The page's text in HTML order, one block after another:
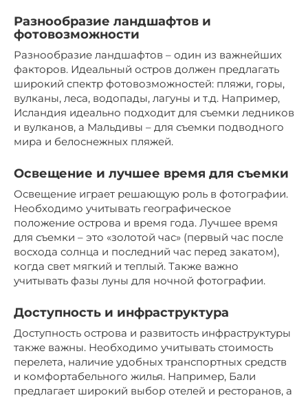
Разнообразие ландшафтов и
фотовозможности
Разнообразие ландшафтов – один из важнейших
факторов. Идеальный остров должен предлагать
широкий спектр фотовозможностей: пляжи, горы,
вулканы, леса, водопады, лагуны и т.д. Например,
Исландия идеально подходит для съемки ледников
и вулканов, а Мальдивы – для съемки подводного
мира и белоснежных пляжей.
Освещение и лучшее время для съемки
Освещение играет решающую роль в фотографии.
Необходимо учитывать географическое
положение острова и время года. Лучшее время
для съемки – это «золотой час» (первый час после
восхода солнца и последний час перед закатом),
когда свет мягкий и теплый. Также важно
учитывать фазы луны для ночной фотографии.
Доступность и инфраструктура
Доступность острова и развитость инфраструктуры
также важны. Необходимо учитывать стоимость
перелета, наличие удобных транспортных средств
и комфортабельного жилья. Например, Бали
предлагает широкий выбор отелей и ресторанов, а